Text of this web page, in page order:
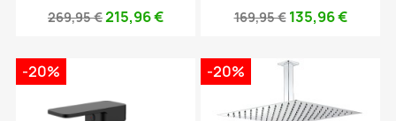
269,95 €215,96 €
169,95 € 135,96 €
-20% -20%